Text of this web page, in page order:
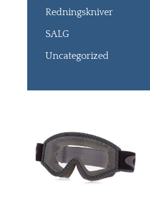
Redningskniver
SALG
Uncategorized